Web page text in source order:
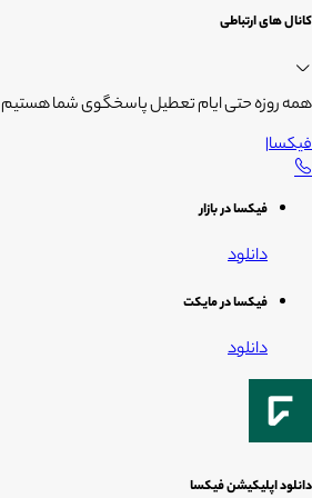
کانال های ارتباطی
همه روزه حتی ایام تعطیل پاسخگوی شما هستیم
فیکسا|
فیکسا در بازار
دانلود
فیکسا در مایکت
دانلود
دانلود اپلیکیشن فیکسا